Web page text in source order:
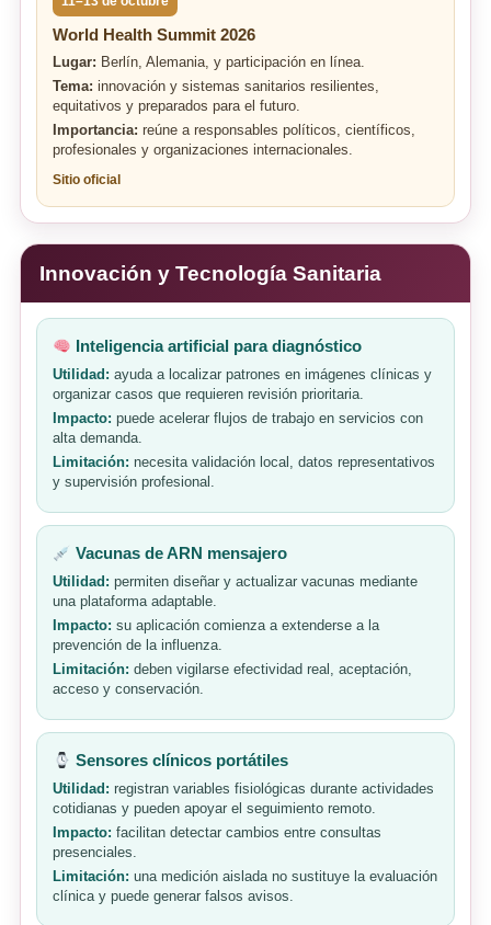
World Health Summit 2026
Lugar: Berlín, Alemania, y participación en línea.
Tema: innovación y sistemas sanitarios resilientes,
equitativos y preparados para el futuro.
Importancia: reúne a responsables políticos, científicos,
profesionales y organizaciones internacionales.
Sitio oficial
Innovación y Tecnología Sanitaria
Inteligencia artificial para diagnóstico
Utilidad: ayuda a localizar patrones en imágenes clínicas y
organizar casos que requieren revisión prioritaria.
Impacto: puede acelerar flujos de trabajo en servicios con
alta demanda.
Limitación: necesita validación local, datos representativos
y supervisión profesional.
Vacunas de ARN mensajero
Utilidad: permiten diseñar y actualizar vacunas mediante
una plataforma adaptable.
Impacto: su aplicación comienza a extenderse a la
prevención de la influenza.
Limitación: deben vigilarse efectividad real, aceptación,
acceso y conservación.
Sensores clínicos portátiles
Utilidad: registran variables fisiológicas durante actividades
cotidianas y pueden apoyar el seguimiento remoto.
Impacto: facilitan detectar cambios entre consultas
presenciales.
Limitación: una medición aislada no sustituye la evaluación
clínica y puede generar falsos avisos.